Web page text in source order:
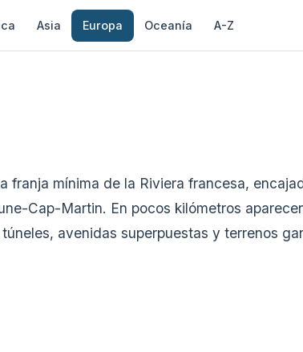
Asia Europa Oceanía A-Z
franja mínima de la Riviera francesa,
Cap-Martin. En pocos kilómetros
avenidas superpuestas y terrenos